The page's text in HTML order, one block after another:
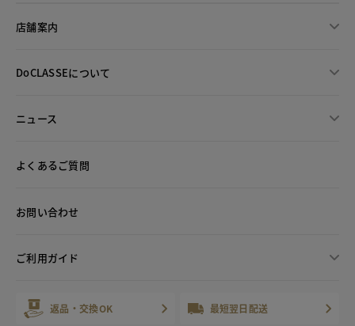
店舗案内
DoCLASSEについて
ニュース
よくあるご質問
お問い合わせ
ご利用ガイド
返品・交換OK 最短翌日配送